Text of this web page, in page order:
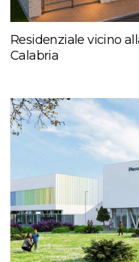
Residenziale vicino
Calabria